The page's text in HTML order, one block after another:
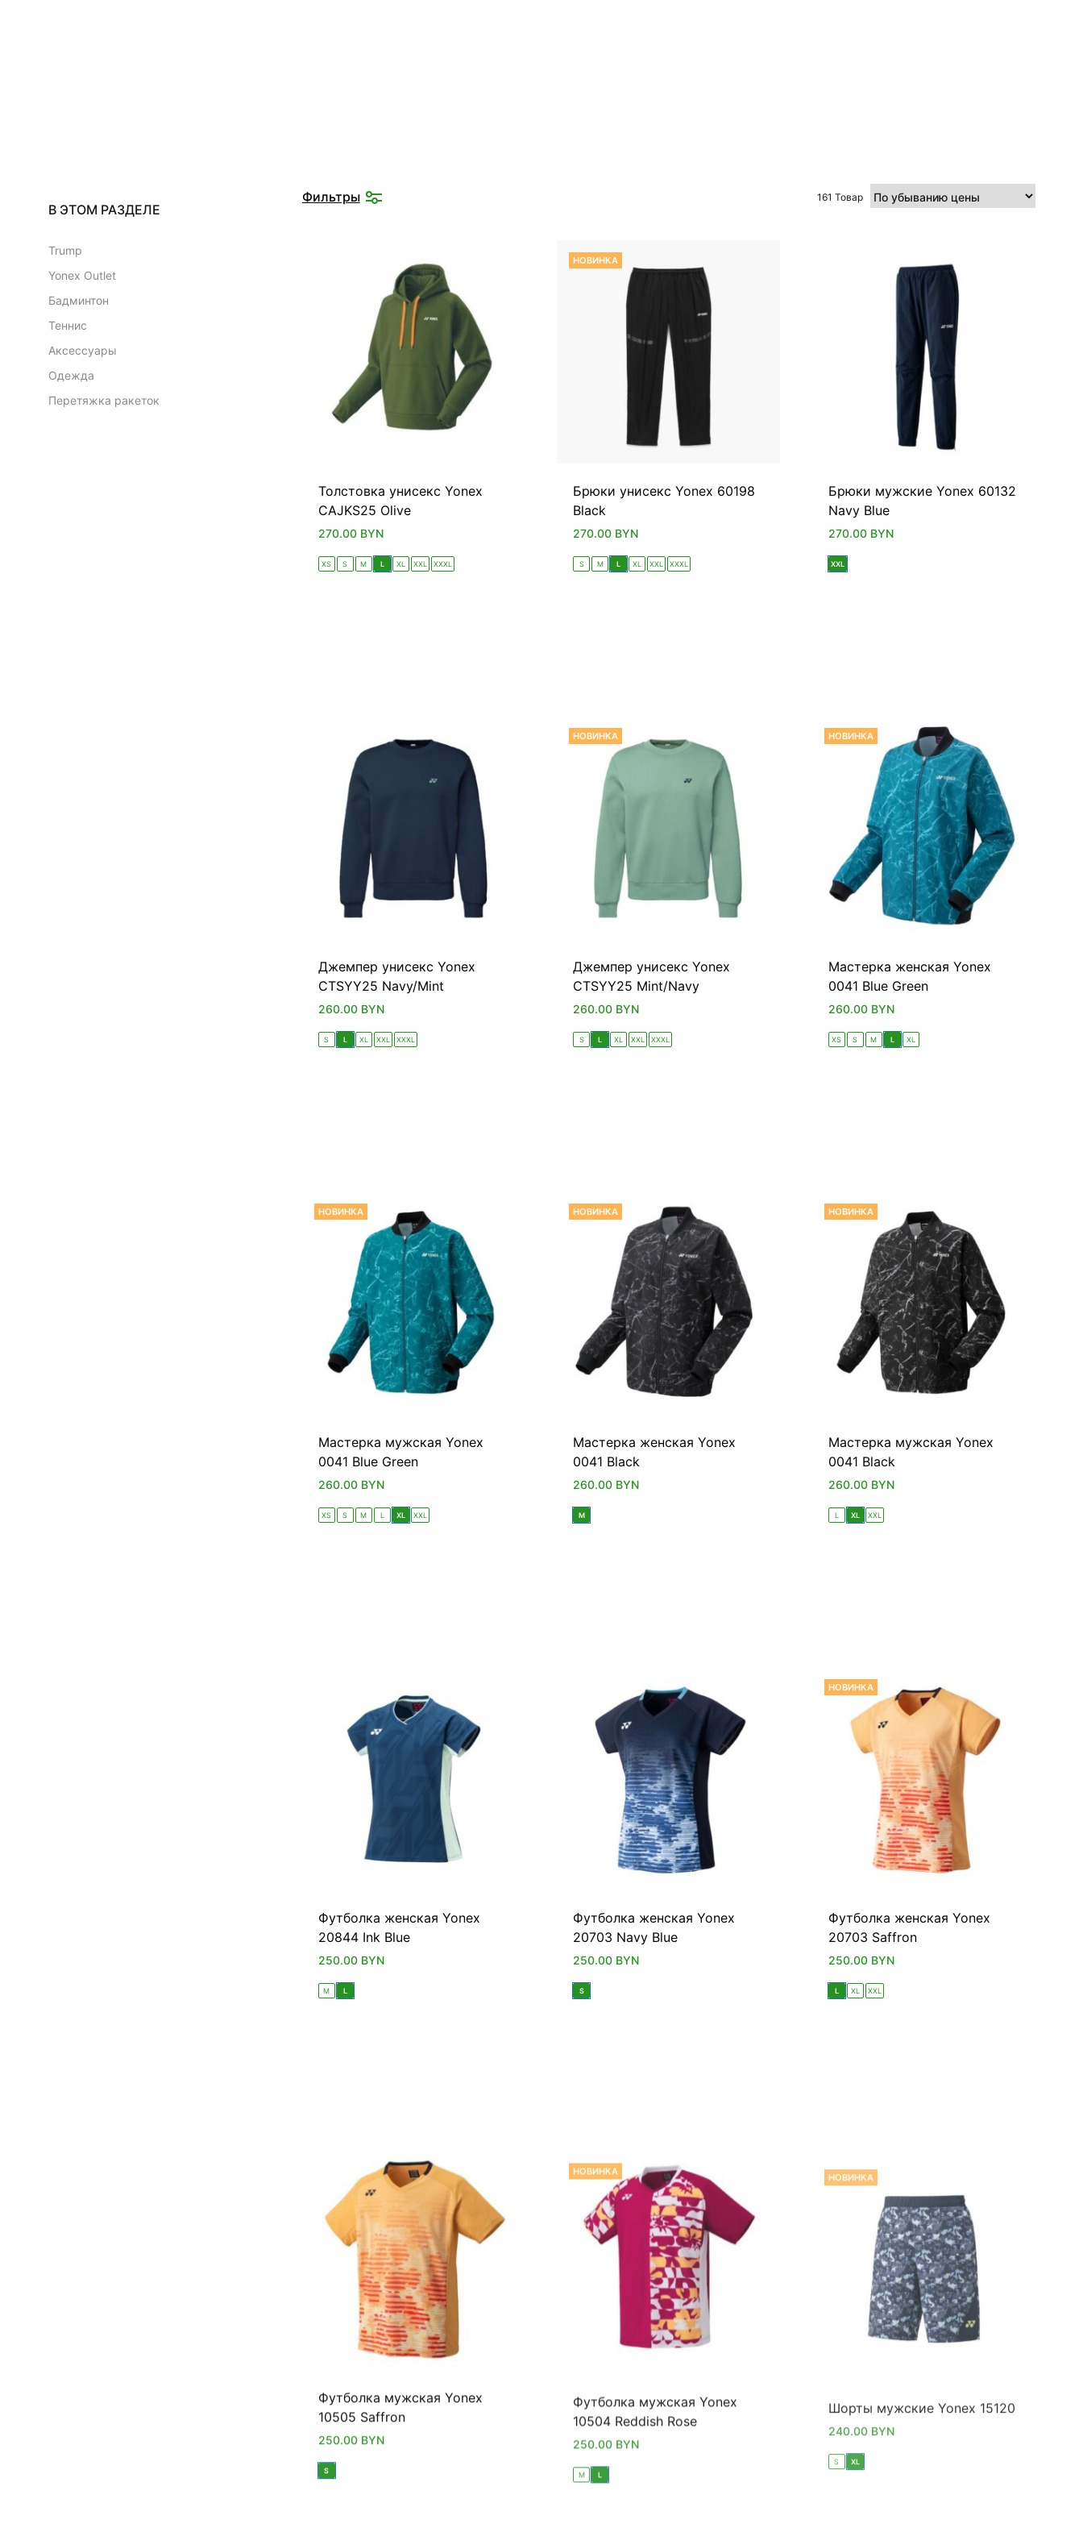
Фильтры 161 Товар
Толстовка унисекс Yonex
CAJKS25 Olive
270.00 BYN
XS S M L XL XXL XXXL
НОВИНКА
Брюки унисекс Yonex 60198
Black
270.00 BYN
S M L XL XXL XXXL
Брюки мужские Yonex 60132
Navy Blue
270.00 BYN
XXL
Джемпер унисекс Yonex
CTSYY25 Navy/Mint
260.00 BYN
S L XL XXL XXXL
НОВИНКА
Джемпер унисекс Yonex
CTSYY25 Mint/Navy
260.00 BYN
S L XL XXL XXXL
НОВИНКА
Мастерка женская Yonex
0041 Blue Green
260.00 BYN
XS S M L XL
НОВИНКА
Мастерка мужская Yonex
0041 Blue Green
260.00 BYN
XS S M L XL XXL
НОВИНКА
Мастерка женская Yonex
0041 Black
260.00 BYN
M
НОВИНКА
Мастерка мужская Yonex
0041 Black
260.00 BYN
L XL XXL
Футболка женская Yonex
20844 Ink Blue
250.00 BYN
M L
Футболка женская Yonex
20703 Navy Blue
250.00 BYN
S
НОВИНКА
Футболка женская Yonex
20703 Saffron
250.00 BYN
L XL XXL
Футболка мужская Yonex
10505 Saffron
250.00 BYN
S
НОВИНКА
Футболка мужская Yonex
10504 Reddish Rose
M L
240.00BYN
В ЭТОМ РАЗДЕЛЕ
Trump
Yonex Outlet
Бадминтон
Теннис
Аксессуары
Одежда
Перетяжка ракеток